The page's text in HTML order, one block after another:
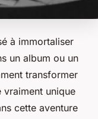
à immortaliser
un album ou un
transformer
vraiment unique
cette aventure